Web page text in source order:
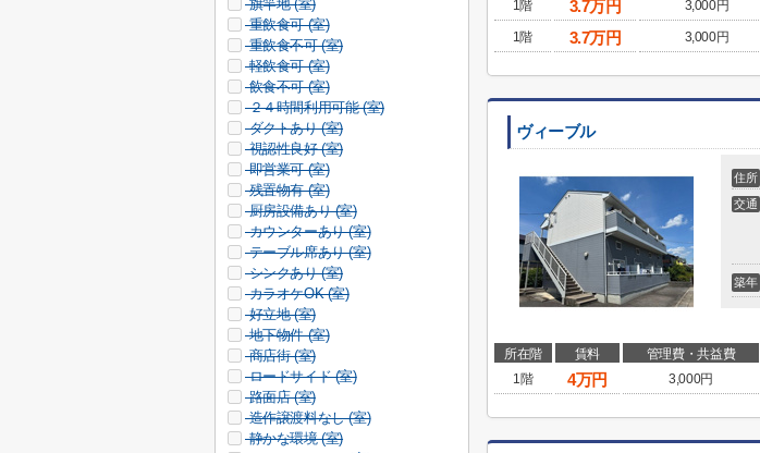
1階
3.7万円 3,000円
1階
3.7万円 3,000円
ヴィーブル
住所
交通
築年
所在階 賃料 管理費・共益費
1階
4万円 3,000円
旗竿地 (室)
重飲食可 (室)
重飲食不可 (室)
軽飲食可 (室)
飲食不可 (室)
２４時間利用可能 (室)
ダクトあり (室)
視認性良好 (室)
即営業可 (室)
残置物有 (室)
厨房設備あり (室)
カウンターあり (室)
テーブル席あり (室)
シンクあり (室)
カラオケOK (室)
好立地 (室)
地下物件 (室)
商店街 (室)
ロードサイド (室)
路面店 (室)
造作譲渡料なし (室)
静かな環境 (室)